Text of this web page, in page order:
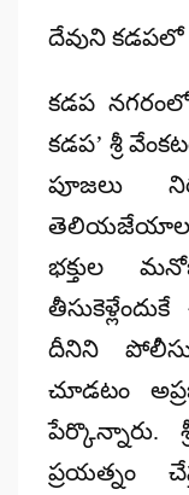
దేవుని
కడప
కడప’ శ్రీ
పూజలు
తెలియజేయాలని
భక్తుల
దీనిని
చూడటం
పేర్కొన్నారు.
ప్రయత్నం